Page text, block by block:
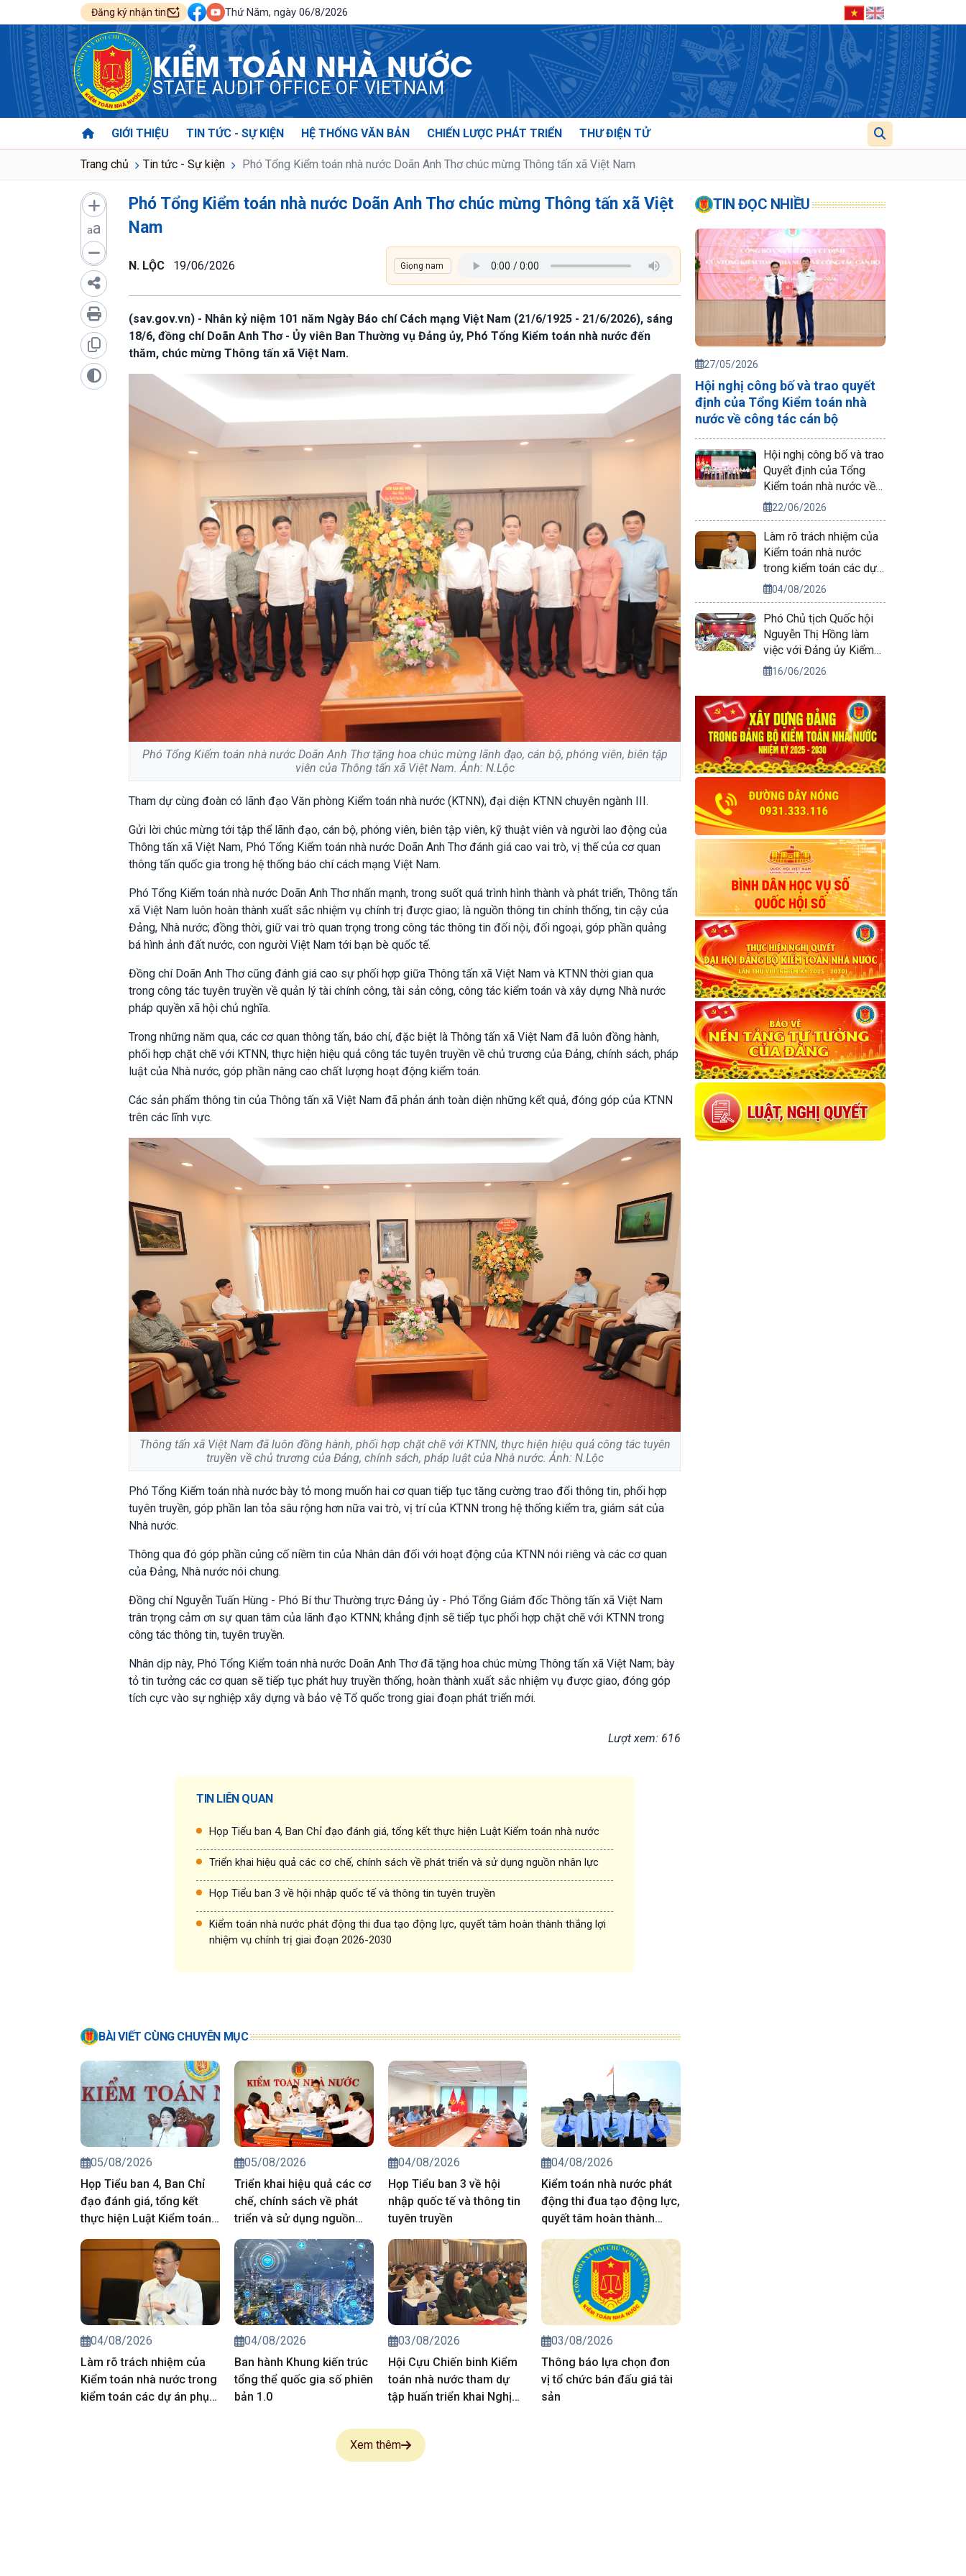
Đăng ký nhận tin Thứ Năm, ngày 06/8/2026
KIỂM TOÁN NHÀ NƯỚC
STATE AUDIT OFFICE OF VIETNAM
GIỚI THIỆU TIN TỨC - SỰ KIỆN HỆ THỐNG VĂN BẢN CHIẾN LƯỢC PHÁT TRIỂN THƯ ĐIỆN TỬ
Trang chủ Tin tức - Sự kiện Phó Tổng Kiểm toán nhà nước Doãn Anh Thơ chúc mừng Thông tấn xã Việt Nam
aa
Phó Tổng Kiểm toán nhà nước Doãn Anh Thơ chúc mừng Thông tấn xã Việt
Nam
N. LỘC 19/06/2026
(sav.gov.vn) - Nhân kỷ niệm 101 năm Ngày Báo chí Cách mạng Việt Nam (21/6/1925 - 21/6/2026), sáng
18/6, đồng chí Doãn Anh Thơ - Ủy viên Ban Thường vụ Đảng ủy, Phó Tổng Kiểm toán nhà nước đến
thăm, chúc mừng Thông tấn xã Việt Nam.
Phó Tổng Kiểm toán nhà nước Doãn Anh Thơ tặng hoa chúc mừng lãnh đạo, cán bộ, phóng viên, biên tập
viên của Thông tấn xã Việt Nam. Ảnh: N.Lộc
Tham dự cùng đoàn có lãnh đạo Văn phòng Kiểm toán nhà nước (KTNN), đại diện KTNN chuyên ngành III.
Gửi lời chúc mừng tới tập thể lãnh đạo, cán bộ, phóng viên, biên tập viên, kỹ thuật viên và người lao động của
Thông tấn xã Việt Nam, Phó Tổng Kiểm toán nhà nước Doãn Anh Thơ đánh giá cao vai trò, vị thế của cơ quan
thông tấn quốc gia trong hệ thống báo chí cách mạng Việt Nam.
Phó Tổng Kiểm toán nhà nước Doãn Anh Thơ nhấn mạnh, trong suốt quá trình hình thành và phát triển, Thông tấn
xã Việt Nam luôn hoàn thành xuất sắc nhiệm vụ chính trị được giao; là nguồn thông tin chính thống, tin cậy của
Đảng, Nhà nước; đồng thời, giữ vai trò quan trọng trong công tác thông tin đối nội, đối ngoại, góp phần quảng
bá hình ảnh đất nước, con người Việt Nam tới bạn bè quốc tế.
Đồng chí Doãn Anh Thơ cũng đánh giá cao sự phối hợp giữa Thông tấn xã Việt Nam và KTNN thời gian qua
trong công tác tuyên truyền về quản lý tài chính công, tài sản công, công tác kiểm toán và xây dựng Nhà nước
pháp quyền xã hội chủ nghĩa.
Trong những năm qua, các cơ quan thông tấn, báo chí, đặc biệt là Thông tấn xã Việt Nam đã luôn đồng hành,
phối hợp chặt chẽ với KTNN, thực hiện hiệu quả công tác tuyên truyền về chủ trương của Đảng, chính sách, pháp
luật của Nhà nước, góp phần nâng cao chất lượng hoạt động kiểm toán.
Các sản phẩm thông tin của Thông tấn xã Việt Nam đã phản ánh toàn diện những kết quả, đóng góp của KTNN
trên các lĩnh vực.
Thông tấn xã Việt Nam đã luôn đồng hành, phối hợp chặt chẽ với KTNN, thực hiện hiệu quả công tác tuyên
truyền về chủ trương của Đảng, chính sách, pháp luật của Nhà nước. Ảnh: N.Lộc
Phó Tổng Kiểm toán nhà nước bày tỏ mong muốn hai cơ quan tiếp tục tăng cường trao đổi thông tin, phối hợp
tuyên truyền, góp phần lan tỏa sâu rộng hơn nữa vai trò, vị trí của KTNN trong hệ thống kiểm tra, giám sát của
Nhà nước.
Thông qua đó góp phần củng cố niềm tin của Nhân dân đối với hoạt động của KTNN nói riêng và các cơ quan
của Đảng, Nhà nước nói chung.
Đồng chí Nguyễn Tuấn Hùng - Phó Bí thư Thường trực Đảng ủy - Phó Tổng Giám đốc Thông tấn xã Việt Nam
trân trọng cảm ơn sự quan tâm của lãnh đạo KTNN; khẳng định sẽ tiếp tục phối hợp chặt chẽ với KTNN trong
công tác thông tin, tuyên truyền.
Nhân dịp này, Phó Tổng Kiểm toán nhà nước Doãn Anh Thơ đã tặng hoa chúc mừng Thông tấn xã Việt Nam; bày
tỏ tin tưởng các cơ quan sẽ tiếp tục phát huy truyền thống, hoàn thành xuất sắc nhiệm vụ được giao, đóng góp
tích cực vào sự nghiệp xây dựng và bảo vệ Tổ quốc trong giai đoạn phát triển mới.
Lượt xem: 616
TIN LIÊN QUAN
Họp Tiểu ban 4, Ban Chỉ đạo đánh giá, tổng kết thực hiện Luật Kiểm toán nhà nước
Triển khai hiệu quả các cơ chế, chính sách về phát triển và sử dụng nguồn nhân lực
Họp Tiểu ban 3 về hội nhập quốc tế và thông tin tuyên truyền
Kiểm toán nhà nước phát động thi đua tạo động lực, quyết tâm hoàn thành thắng lợi
nhiệm vụ chính trị giai đoạn 2026-2030
BÀI VIẾT CÙNG CHUYÊN MỤC
05/08/2026
Họp Tiểu ban 4, Ban Chỉ
đạo đánh giá, tổng kết
thực hiện Luật Kiểm toán
nhà nước
05/08/2026
Triển khai hiệu quả các cơ
chế, chính sách về phát
triển và sử dụng nguồn
nhân lực
04/08/2026
Họp Tiểu ban 3 về hội
nhập quốc tế và thông tin
tuyên truyền
04/08/2026
Kiểm toán nhà nước phát
động thi đua tạo động lực,
quyết tâm hoàn thành
thắng lợi nhiệm vụ chính
trị giai đoạn 2026-2030
04/08/2026
Làm rõ trách nhiệm của
Kiểm toán nhà nước trong
kiểm toán các dự án phục
04/08/2026
Ban hành Khung kiến trúc
tổng thể quốc gia số phiên
bản 1.0
03/08/2026
Hội Cựu Chiến binh Kiểm
toán nhà nước tham dự
tập huấn triển khai Nghị
Nam lần thứ VIII
03/08/2026
Thông báo lựa chọn đơn
vị tổ chức bán đấu giá tài
sản
Xem thêm
TIN ĐỌC NHIỀU
27/05/2026
Hội nghị công bố và trao quyết
định của Tổng Kiểm toán nhà
nước về công tác cán bộ
Hội nghị công bố và trao
Quyết định của Tổng
Kiểm toán nhà nước về
công tác cán bộ
22/06/2026
Làm rõ trách nhiệm của
Kiểm toán nhà nước
trong kiểm toán các dự
án phục vụ APEC 2027
04/08/2026
Phó Chủ tịch Quốc hội
Nguyễn Thị Hồng làm
việc với Đảng ủy Kiểm
toán nhà nước
16/06/2026